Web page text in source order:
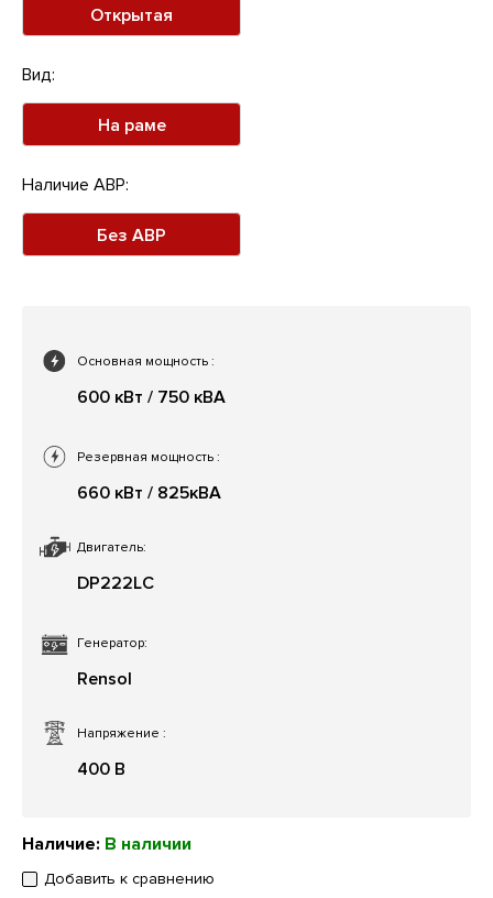
Открытая
Вид:
На раме
Наличие АВР:
Без АВР
Основная мощность :
600 кВт / 750 кВА
Двигатель:
DP222LC
Напряжение :
400 В
Резервная мощность :
660 кВт / 825кВА
Генератор:
Rensol
Наличие: В наличии
Добавить к сравнению